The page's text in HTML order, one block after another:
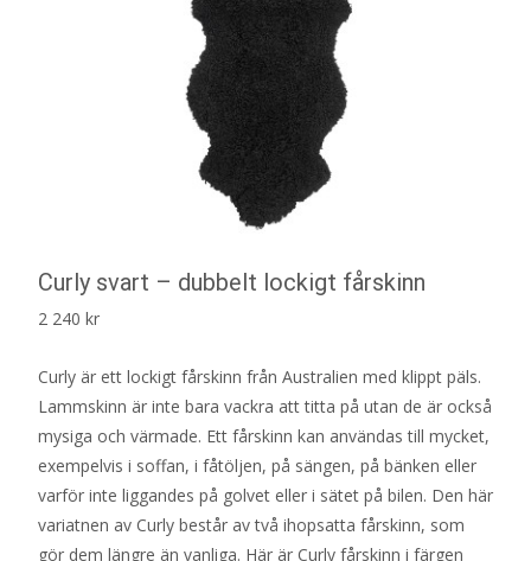
Curly svart – dubbelt lockigt fårskinn
2 240 kr
Curly är ett lockigt fårskinn från Australien med klippt päls.
Lammskinn är inte bara vackra att titta på utan de är också
mysiga och värmade. Ett fårskinn kan användas till mycket,
exempelvis i soffan, i fåtöljen, på sängen, på bänken eller
varför inte liggandes på golvet eller i sätet på bilen. Den här
variatnen av Curly består av två ihopsatta fårskinn, som
gör dem längre än vanliga. Här är Curly fårskinn i färgen